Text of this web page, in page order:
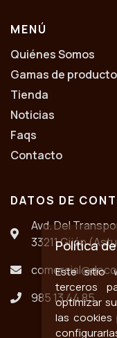
MENÚ
Quiénes Somos
Gamas de producto
Tienda
Noticias
Faqs
Contacto
DATOS DE
Avd. Del
33211 Gijón
985 13 44 85
Política
Este sitio
terceros
optimizar
las